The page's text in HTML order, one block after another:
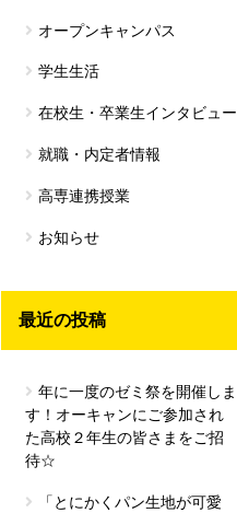
オープンキャンパス
学生生活
在校生・卒業生インタビュー
就職・内定者情報
高専連携授業
お知らせ
最近の投稿
年に一度のゼミ祭を開催しま
す！オーキャンにご参加され
た高校２年生の皆さまをご招
待☆
「とにかくパン生地が可愛